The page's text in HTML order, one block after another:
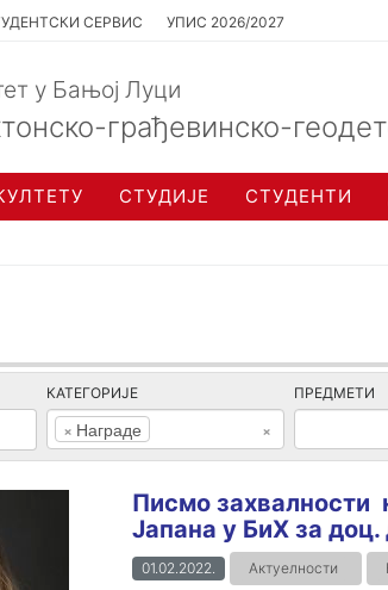
СЕРВИС УПИС 2026/2027
у Бањој Луци
грађевинско-
СТУДИЈЕ СТУДЕНТИ
КАТЕГОРИЈЕ
×
× Награде
ПРЕДМЕТИ
Писмо захвалности
Јапана у БиХ за доц.
01.02.2022. Актуелности